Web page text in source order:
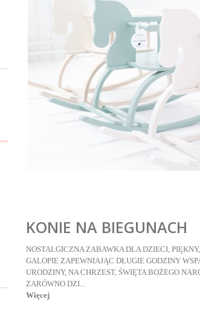
KONIE NA BIEGUNACH
NOSTALGICZNA ZABAWKA DLA DZIECI,
GALOPIE ZAPEWNIAJĄC DŁUGIE GODZINY
URODZINY, NA CHRZEST, ŚWIĘTA BOŻEGO
ZARÓWNO DZI...
Więcej